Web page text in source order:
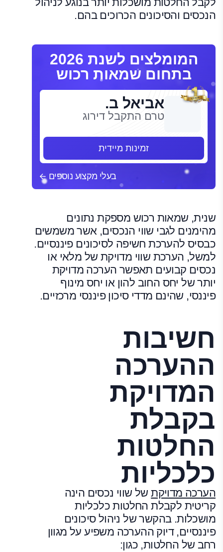
הנכסים והסיכונים הכרוכים בהם.
המומלצים לשנת 2026
בתחום שמאות רכוש
אביאל ב.
טרם התקבל דירוג
זמינות מיידית
בעלי מקצוע נוספים
שנית, שמאות רכוש מספקת נתונים
מהימנים לגבי שווי הנכסים, אשר משמשים
כבסיס להערכת חשיפה לסיכונים פיננסיים.
למשל, הערכת שווי מדויקת של מלאי או
נכסים קבועים תאפשר הערכה מדויקת
יותר של יחס החוב להון או יחס מינוף
פיננסי, שהינם מדדי סיכון פיננסי מרכזיים.
חשיבות
ההערכה
המדויקת
בקבלת
החלטות
כלכליות
הערכה מדויקתשל שווי נכסים הינה
קריטית לקבלת החלטות כלכליות
מושכלות. בהקשר של ניהול סיכונים
פיננסיים, דיוק ההערכה משפיע על מגוון
רחב של החלטות, כגון: